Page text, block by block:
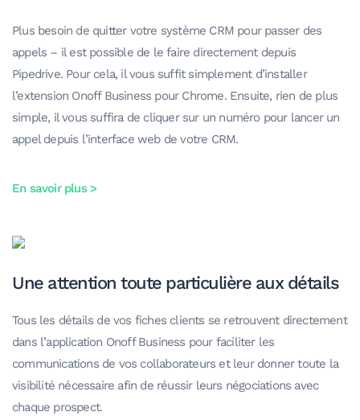
Plus besoin de quitter votre système CRM pour passer des
appels – il est possible de le faire directement depuis
Pipedrive. Pour cela, il vous suffit simplement d’installer
l’extension Onoff Business pour Chrome. Ensuite, rien de plus
simple, il vous suffira de cliquer sur un numéro pour lancer un
appel depuis l’interface web de votre CRM.
En savoir plus >
Une attention toute particulière aux détails
Tous les détails de vos fiches clients se retrouvent directement
dans l’application Onoff Business pour faciliter les
communications de vos collaborateurs et leur donner toute la
visibilité nécessaire afin de réussir leurs négociations avec
chaque prospect.